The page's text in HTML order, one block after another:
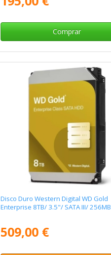
Comprar
Disco Duro Western Digital WD Gold
Enterprise 8TB/ 3.5"/ SATA III/ 256MB
509,00 €